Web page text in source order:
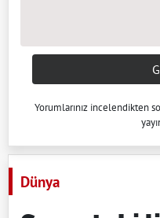
Yorumlarınız incelendikten
Dünya